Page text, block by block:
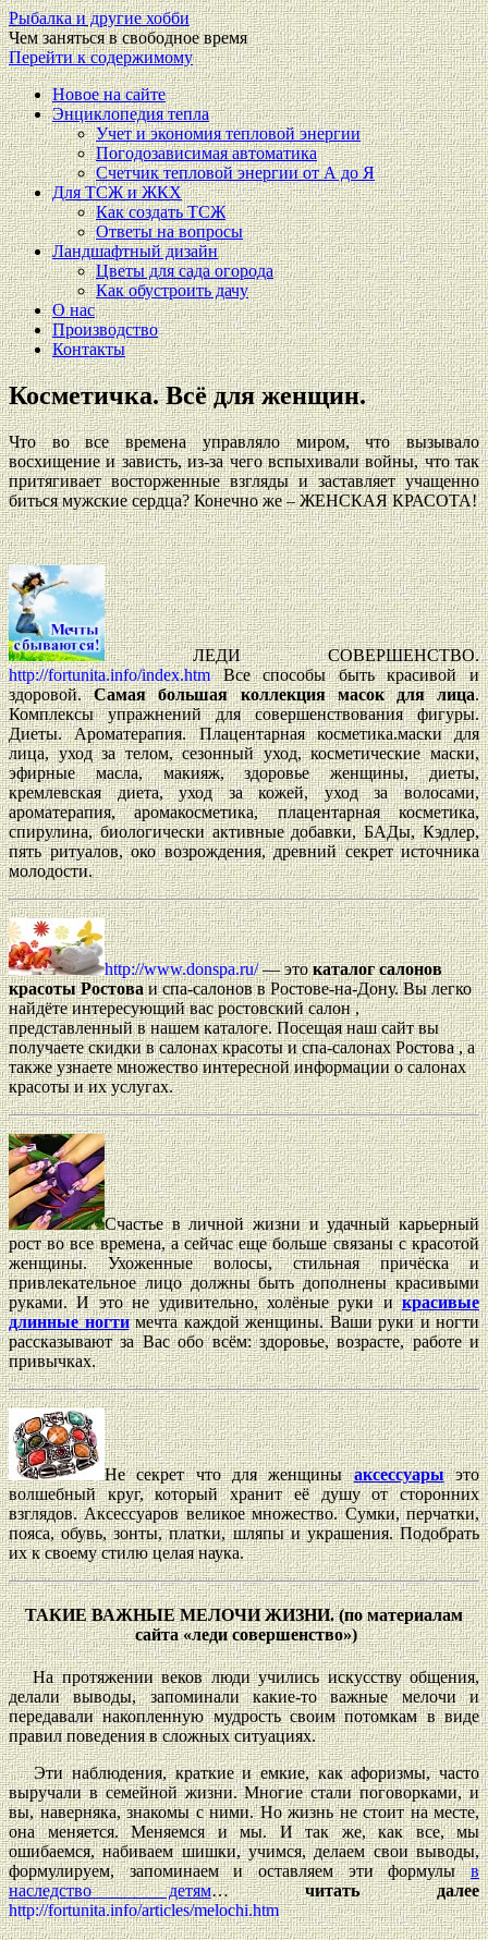
Рыбалка и другие хобби
Чем заняться в свободное время
Перейти к содержимому
Новое на сайте
Энциклопедия тепла
Учет и экономия тепловой энергии
Погодозависимая автоматика
Счетчик тепловой энергии от А до Я
Для ТСЖ и ЖКХ
Как создать ТСЖ
Ответы на вопросы
Ландшафтный дизайн
Цветы для сада огорода
Как обустроить дачу
О нас
Производство
Контакты
Косметичка. Всё для женщин.
Что во все времена управляло миром, что вызывало
восхищение и зависть, из-за чего вспыхивали войны, что так
притягивает восторженные взгляды и заставляет учащенно
биться мужские сердца? Конечно же – ЖЕНСКАЯ КРАСОТА!
ЛЕДИ СОВЕРШЕНСТВО.
http://fortunita.info/index.htmВсе способы быть красивой и
здоровой.Самая большая коллекция масок для лица.
Комплексы упражнений для совершенствования фигуры.
Диеты. Ароматерапия. Плацентарная косметика.маски для
лица, уход за телом, сезонный уход, косметические маски,
эфирные масла, макияж, здоровье женщины, диеты,
кремлевская диета, уход за кожей, уход за волосами,
ароматерапия, аромакосметика, плацентарная косметика,
спирулина, биологически активные добавки, БАДы, Кэдлер,
пять ритуалов, око возрождения, древний секрет источника
молодости.
http://www.donspa.ru/— этокаталог салонов
красоты Ростоваи спа-салонов в Ростове-на-Дону. Вы легко
найдёте интересующий вас ростовский салон ,
представленный в нашем каталоге. Посещая наш сайт вы
получаете скидки в салонах красоты и спа-салонах Ростова , а
также узнаете множество интересной информации о салонах
красоты и их услугах.
Счастье в личной жизни и удачный карьерный
рост во все времена, а сейчас еще больше связаны с красотой
женщины. Ухоженные волосы, стильная причёска и
привлекательное лицо должны быть дополнены красивыми
руками. И это не удивительно, холёные руки икрасивые
длинные ногтимечта каждой женщины. Ваши руки и ногти
рассказывают за Вас обо всём: здоровье, возрасте, работе и
привычках.
Не секрет что для женщиныаксессуарыэто
волшебный круг, который хранит её душу от сторонних
взглядов. Аксессуаров великое множество. Сумки, перчатки,
пояса, обувь, зонты, платки, шляпы и украшения. Подобрать
их к своему стилю целая наука.
ТАКИЕ ВАЖНЫЕ МЕЛОЧИ ЖИЗНИ. (по материалам
сайта «леди совершенство»)
На протяжении веков люди учились искусству общения,
делали выводы, запоминали какие-то важные мелочи и
передавали накопленную мудрость своим потомкам в виде
правил поведения в сложных ситуациях.
Эти наблюдения, краткие и емкие, как афоризмы, часто
выручали в семейной жизни. Многие стали поговорками, и
вы, наверняка, знакомы с ними. Но жизнь не стоит на месте,
она меняется. Меняемся и мы. И так же, как все, мы
ошибаемся, набиваем шишки, учимся, делаем свои выводы,
формулируем, запоминаем и оставляем эти формулыв
наследство детям…читать далее
http://fortunita.info/articles/melochi.htm